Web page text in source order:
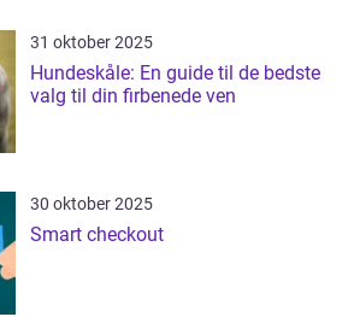
31 oktober 2025
Hundeskåle: En guide til de bedste
valg til din firbenede ven
30 oktober 2025
Smart checkout